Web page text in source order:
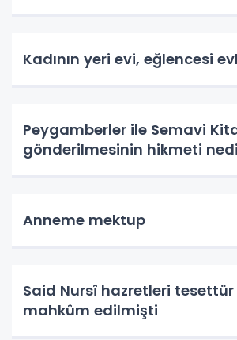
Kadının yeri evi, eğlencesi
Peygamberler ile Semavi
gönderilmesinin hikmeti
Anneme mektup
Said Nursî hazretleri tesettür
mahkûm edilmişti